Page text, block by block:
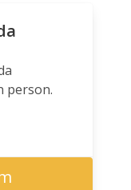
person.